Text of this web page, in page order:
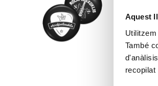
Aquest
També